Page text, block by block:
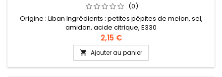
(0)
Origine : Liban Ingrédients : petites pépites de melon, sel,
amidon, acide citrique, E330
2,15 €
 Ajouter au panier